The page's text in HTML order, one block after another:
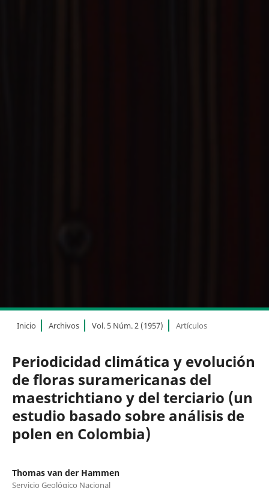
Inicio Archivos Vol. 5 Núm. 2 (1957) Artículos
Periodicidad climática y evolución
de floras suramericanas del
maestrichtiano y del terciario (un
estudio basado sobre análisis de
polen en Colombia)
Thomas van der Hammen
Servicio Geológico Nacional